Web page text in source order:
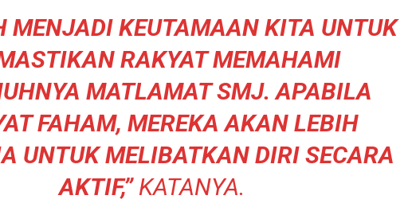
MENJADI KEUTAMAAN KITA UNTUK
RAKYAT MEMAHAMI
MATLAMAT SMJ. APABILA
FAHAM, MEREKA AKAN LEBIH
UNTUK MELIBATKAN DIRI SECARA
AKTIF,”KATANYA.